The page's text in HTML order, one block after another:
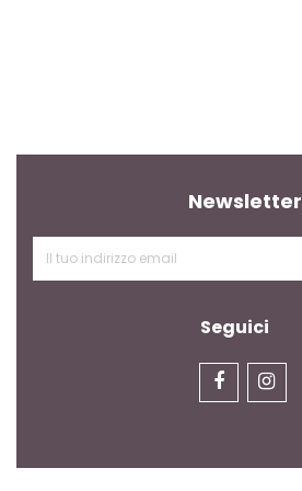
Newsletter
Seguici